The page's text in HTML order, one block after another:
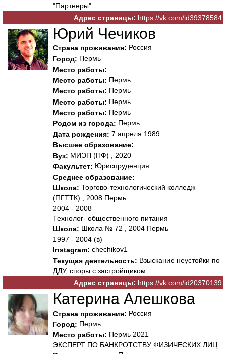
"Партнеры"
Адрес страницы: https://vk.com/id39378584
Юрий Чечиков
Страна проживания: Россия
Город: Пермь
Место работы:
Место работы: Пермь
Место работы: Пермь
Место работы: Пермь
Место работы: Пермь
Родом из города: Пермь
Дата рождения: 7 апреля 1989
Высшее образование:
Вуз: МИЭП (ПФ) , 2020
Факультет: Юриспруденция
Среднее образование:
Школа: Торгово-технологический колледж
(ПГТТК) , 2008 Пермь
2004 - 2008
Технолог- общественного питания
Школа: Школа № 72 , 2004 Пермь
1997 - 2004 (в)
Instagram: chechikov1
Текущая деятельность: Взыскание неустойки по
ДДУ, споры с застройщиком
Адрес страницы: https://vk.com/id20370139
Катерина Алешкова
Страна проживания: Россия
Город: Пермь
Место работы: Пермь 2021
ЭКСПЕРТ ПО БАНКРОТСТВУ ФИЗИЧЕСКИХ ЛИЦ